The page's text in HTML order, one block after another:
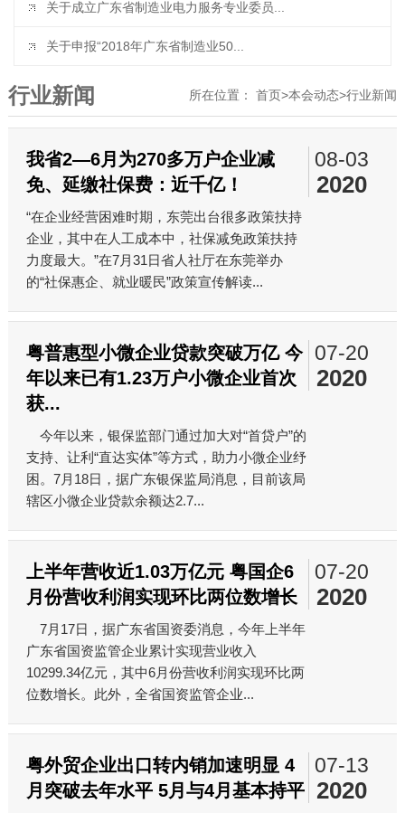
关于成立广东省制造业电力服务专业委员...
关于申报“2018年广东省制造业50...
行业新闻 所在位置： 首页>本会动态>行业新闻
我省2—6月为270多万户企业减
免、延缴社保费：近千亿！
“在企业经营困难时期，东莞出台很多政策扶持
企业，其中在人工成本中，社保减免政策扶持
力度最大。”在7月31日省人社厅在东莞举办
的“社保惠企、就业暖民”政策宣传解读...
08-03
2020
粤普惠型小微企业贷款突破万亿 今
年以来已有1.23万户小微企业首次
获...
今年以来，银保监部门通过加大对“首贷户”的
支持、让利“直达实体”等方式，助力小微企业纾
困。7月18日，据广东银保监局消息，目前该局
辖区小微企业贷款余额达2.7...
07-20
2020
上半年营收近1.03万亿元 粤国企6
月份营收利润实现环比两位数增长
7月17日，据广东省国资委消息，今年上半年
广东省国资监管企业累计实现营业收入
10299.34亿元，其中6月份营收利润实现环比两
位数增长。此外，全省国资监管企业...
07-20
2020
粤外贸企业出口转内销加速明显 4
月突破去年水平 5月与4月基本持平
07-13
2020